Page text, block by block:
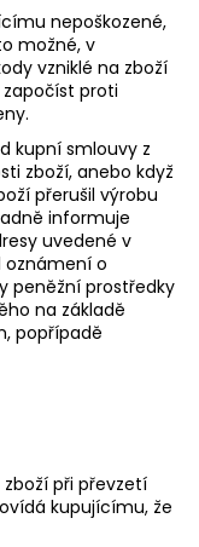
nepoškozené,
možné, v
vzniklé na zboží
proti
kupní smlouvy z
zboží, anebo když
přerušil výrobu
informuje
uvedené v
oznámení o
peněžní prostředky
na základě
popřípadě
při převzetí
kupujícímu, že